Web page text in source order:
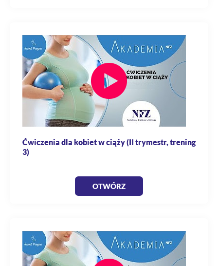
Ćwiczenia dla kobiet w ciąży (II trymestr, trening
3)
OTWÓRZ